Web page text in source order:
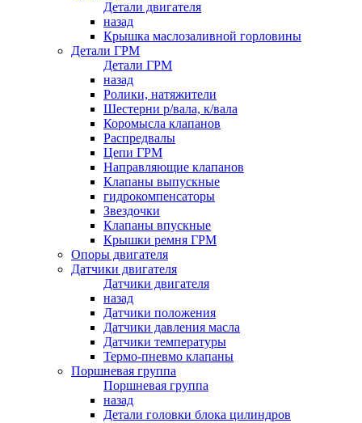
Детали двигателя
назад
Крышка маслозаливной горловины
Детали ГРМ
Детали ГРМ
назад
Ролики, натяжители
Шестерни р/вала, к/вала
Коромысла клапанов
Распредвалы
Цепи ГРМ
Направляющие клапанов
Клапаны выпускные
гидрокомпенсаторы
Звездочки
Клапаны впускные
Крышки ремня ГРМ
Опоры двигателя
Датчики двигателя
Датчики двигателя
назад
Датчики положения
Датчики давления масла
Датчики температуры
Термо-пневмо клапаны
Поршневая группа
Поршневая группа
назад
Детали головки блока цилиндров